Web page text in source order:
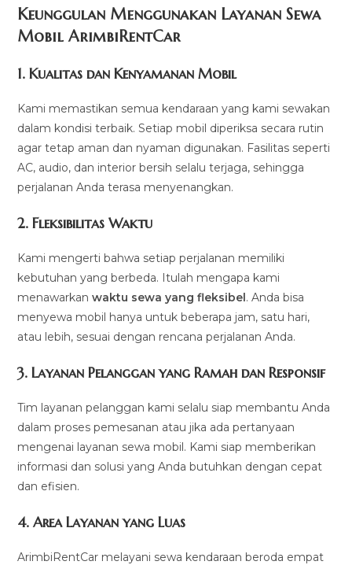
Keunggulan Menggunakan Layanan Sewa
Mobil ArimbiRentCar
1.Kualitas dan Kenyamanan Mobil
Kami memastikan semua kendaraan yang kami sewakan
dalam kondisi terbaik. Setiap mobil diperiksa secara rutin
agar tetap aman dan nyaman digunakan. Fasilitas seperti
AC, audio, dan interior bersih selalu terjaga, sehingga
perjalanan Anda terasa menyenangkan.
2.Fleksibilitas Waktu
Kami mengerti bahwa setiap perjalanan memiliki
kebutuhan yang berbeda. Itulah mengapa kami
menawarkanwaktu sewa yang fleksibel. Anda bisa
menyewa mobil hanya untuk beberapa jam, satu hari,
atau lebih, sesuai dengan rencana perjalanan Anda.
3.Layanan Pelanggan yang Ramah dan Responsif
Tim layanan pelanggan kami selalu siap membantu Anda
dalam proses pemesanan atau jika ada pertanyaan
mengenai layanan sewa mobil. Kami siap memberikan
informasi dan solusi yang Anda butuhkan dengan cepat
dan efisien.
4.Area Layanan yang Luas
ArimbiRentCar melayani sewa kendaraan beroda empat